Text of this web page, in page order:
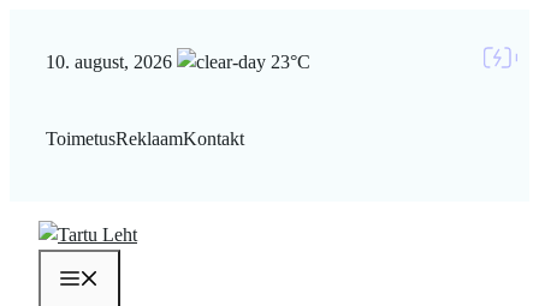
10. august, 2026 23°C
ToimetusReklaamKontakt